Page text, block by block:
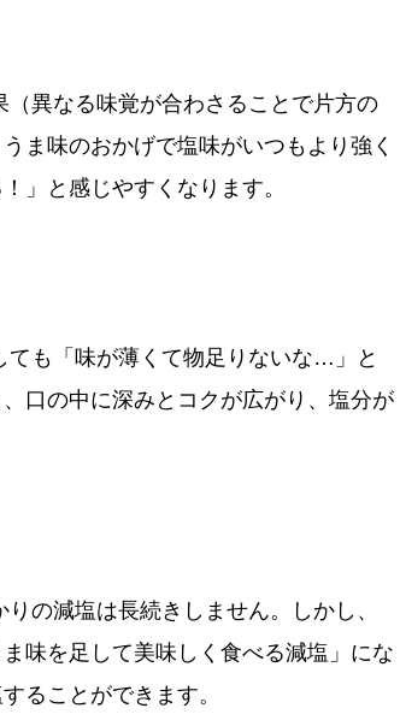
異なる味覚が合わさることで片方の
ま味のおかげで塩味がいつもより強く
」と感じやすくなります。
も「味が薄くて物足りないな…」と
口の中に深みとコクが広がり、塩分が
減塩は長続きしません。しかし、
味を足して美味しく食べる減塩」にな
ることができます。